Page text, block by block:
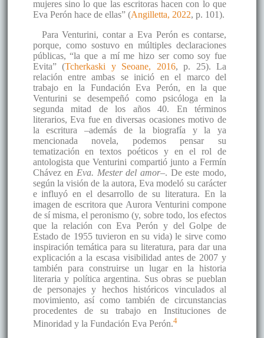
mujeres sino lo que las escritoras hacen con lo que
Eva Perón hace de ellas” (Angilletta, 2022, p. 101).
Para Venturini, contar a Eva Perón es contarse,
porque, como sostuvo en múltiples declaraciones
públicas, “la que a mí me hizo ser como soy fue
Evita” (Tcherkaski y Seoane, 2016, p. 25). La
relación entre ambas se inició en el marco del
trabajo en la Fundación Eva Perón, en la que
Venturini se desempeñó como psicóloga en la
segunda mitad de los años 40. En términos
literarios, Eva fue en diversas ocasiones motivo de
la escritura –además de la biografía y la ya
mencionada novela, podemos pensar su
tematización en textos poéticos y en el rol de
antologista que Venturini compartió junto a Fermín
Chávez en Eva. Mester del amor–. De este modo,
según la visión de la autora, Eva modeló su carácter
e influyó en el desarrollo de su literatura. En la
imagen de escritora que Aurora Venturini compone
de sí misma, el peronismo (y, sobre todo, los efectos
que la relación con Eva Perón y del Golpe de
Estado de 1955 tuvieron en su vida) le sirve como
inspiración temática para su literatura, para dar una
explicación a la escasa visibilidad antes de 2007 y
también para construirse un lugar en la historia
literaria y política argentina. Sus obras se pueblan
de personajes y hechos históricos vinculados al
movimiento, así como también de circunstancias
procedentes de su trabajo en Instituciones de
Minoridad y la Fundación Eva Perón.4